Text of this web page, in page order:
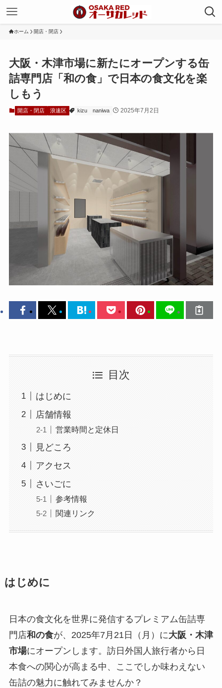
ホーム 開店・閉店
大阪・木津市場に新たにオープンする缶
詰専門店「和の食」で日本の食文化を楽
しもう
開店・閉店 浪速区 kizu naniwa 2025年7月2日
目次
はじめに
店舗情報
営業時間と定休日
見どころ
アクセス
さいごに
参考情報
関連リンク
はじめに
日本の食文化を世界に発信するプレミアム缶詰専
門店和の食が、2025年7月21日（月）に大阪・木津
市場にオープンします。訪日外国人旅行者から日
本食への関心が高まる中、ここでしか味わえない
缶詰の魅力に触れてみませんか？